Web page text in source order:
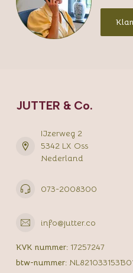
JUTTER & Co.
IJzerweg 2
5342 LX Oss
Nederland
073-2008300
info@jutter.co
KVK nummer: 17257247
btw-nummer: